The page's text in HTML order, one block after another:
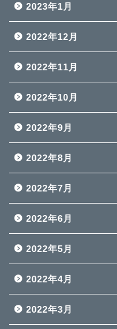
2023年1月
2022年12月
2022年11月
2022年10月
2022年9月
2022年8月
2022年7月
2022年6月
2022年5月
2022年4月
2022年3月